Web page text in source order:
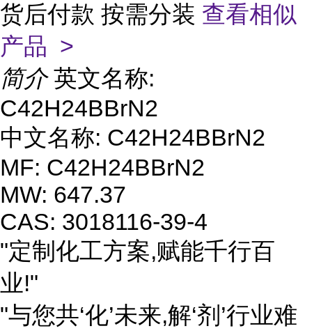
货后付款 按需分装 查看相似
产品 >
简介 英文名称:
C42H24BBrN2
中文名称: C42H24BBrN2
MF: C42H24BBrN2
MW: 647.37
CAS: 3018116-39-4
"定制化工方案,赋能千行百
业!"
"与您共‘化’未来,解‘剂’行业难